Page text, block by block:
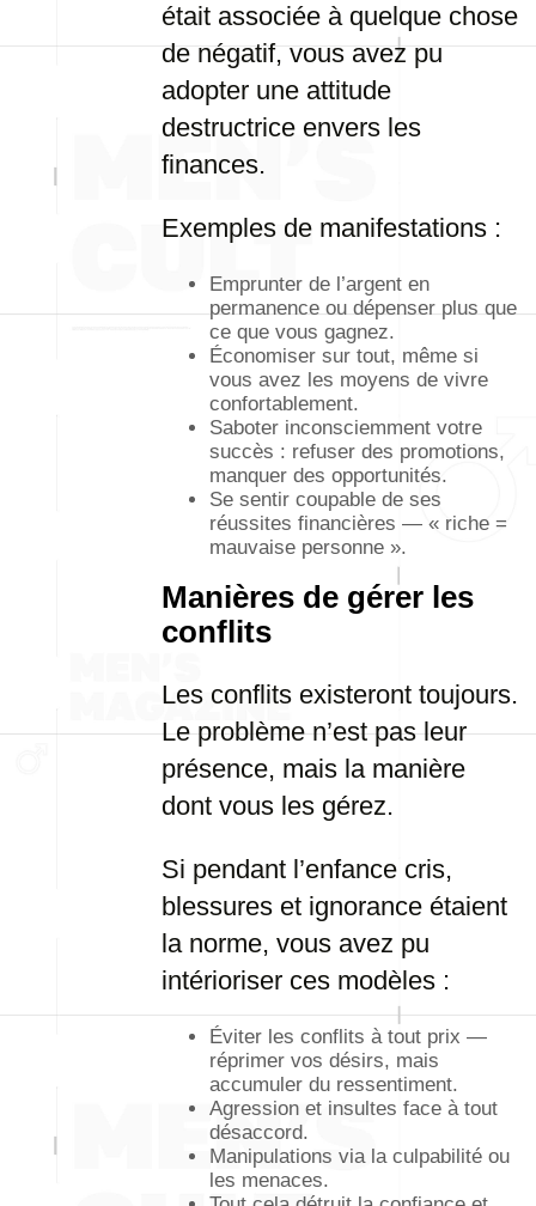
était associée à quelque chose
de négatif, vous avez pu
adopter une attitude
destructrice envers les
finances.
Exemples de manifestations :
Emprunter de l’argent en
permanence ou dépenser plus que
ce que vous gagnez.
Économiser sur tout, même si
vous avez les moyens de vivre
confortablement.
Saboter inconsciemment votre
succès : refuser des promotions,
manquer des opportunités.
Se sentir coupable de ses
réussites financières — « riche =
mauvaise personne ».
Manières de gérer les
conflits
Les conflits existeront toujours.
Le problème n’est pas leur
présence, mais la manière
dont vous les gérez.
Si pendant l’enfance cris,
blessures et ignorance étaient
la norme, vous avez pu
intérioriser ces modèles :
Éviter les conflits à tout prix —
réprimer vos désirs, mais
accumuler du ressentiment.
Agression et insultes face à tout
désaccord.
Manipulations via la culpabilité ou
les menaces.